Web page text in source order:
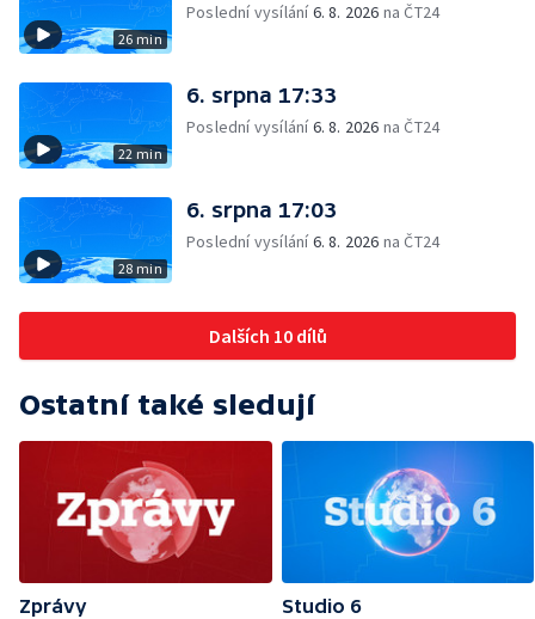
26 min
Poslední vysílání6. 8. 2026 na ČT24
22 min
6. srpna 17:33
Poslední vysílání6. 8. 2026 na ČT24
28 min
6. srpna 17:03
Poslední vysílání6. 8. 2026 na ČT24
Dalších 10 dílů
Ostatní také sledují
Zprávy
Studio 6